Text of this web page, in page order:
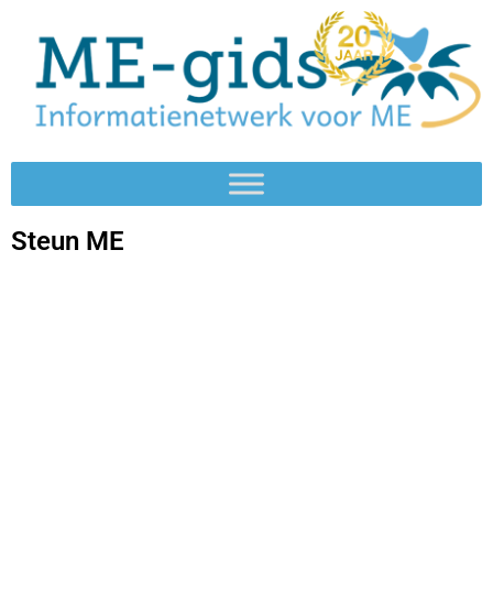
Steun ME